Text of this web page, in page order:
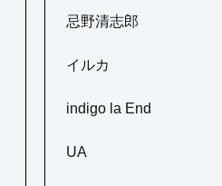
忌野清志郎
イルカ
indigo la End
UA